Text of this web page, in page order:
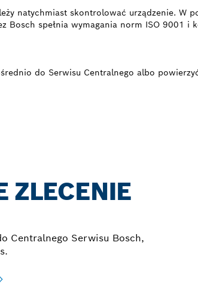
natychmiast skontrolować urządzenie. W
Bosch spełnia wymagania norm ISO 9001 i
do Serwisu Centralnego albo
ZLECENIE
Centralnego Serwisu Bosch,